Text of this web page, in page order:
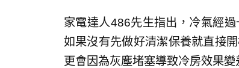
家電達人486先生指出，冷氣經
如果沒有先做好清潔保養就直接
更會因為灰塵堵塞導致冷房效果變